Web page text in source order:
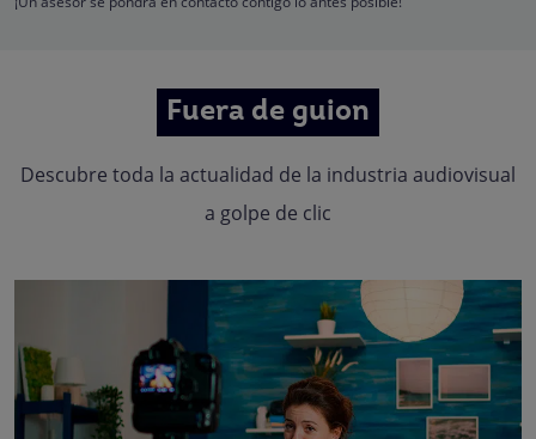
Fuera de guion
Descubre toda la actualidad de la industria audiovisual
a golpe de clic